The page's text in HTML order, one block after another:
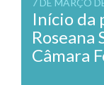
Início da
Roseana
Câmara